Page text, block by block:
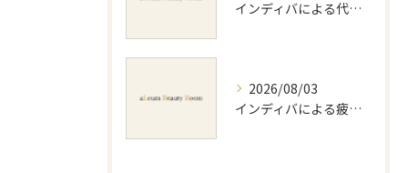
インディバによる代謝アップのビフォーアフター実体験と効果的な回数の見極め方
2026/08/03
インディバによる疲労回復の効果的なメソッドと持続力を徹底解説